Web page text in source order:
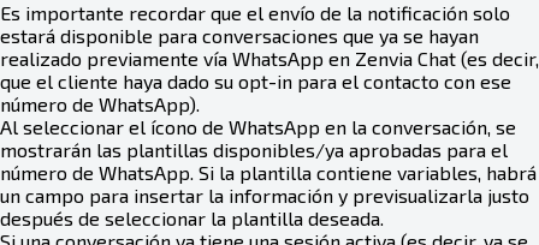
Es importante recordar que el envío de la notificación solo
estará disponible para conversaciones que ya se hayan
realizado previamente vía WhatsApp en Zenvia Chat (es decir,
que el cliente haya dado su opt-in para el contacto con ese
número de WhatsApp).
Al seleccionar el ícono de WhatsApp en la conversación, se
mostrarán las plantillas disponibles/ya aprobadas para el
número de WhatsApp. Si la plantilla contiene variables, habrá
un campo para insertar la información y previsualizarla justo
después de seleccionar la plantilla deseada.